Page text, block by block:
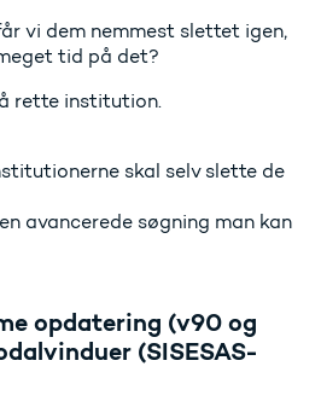
vi dem nemmest slettet igen,
tid på det?
rette institution.
skal selv slette de
avancerede søgning man kan
opdatering (v90 og
(SISESAS-